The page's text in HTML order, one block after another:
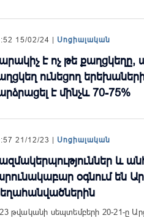
15/02/24 | Սոցիալական
է ոչ թե քաղցկեղը,
ունեցող երեխաների
է մինչև 70-75%
21/12/23 | Սոցիալական
և
օգնում են
թվականի սեպտեմբերի 20-21-ը